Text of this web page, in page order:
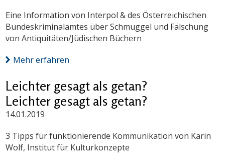
Eine Information von Interpol & des Österreichischen
Bundeskriminalamtes über Schmuggel und Fälschung
von Antiquitäten/Jüdischen Büchern
Mehr erfahren
Leichter gesagt als getan?
Leichter gesagt als getan?
14.01.2019
3 Tipps für funktionierende Kommunikation von Karin
Wolf, Institut für Kulturkonzepte